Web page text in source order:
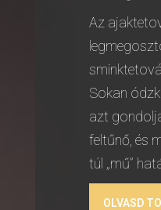
Az
Sokan
azt
feltűnő, és
túl „mű”
OLVASD